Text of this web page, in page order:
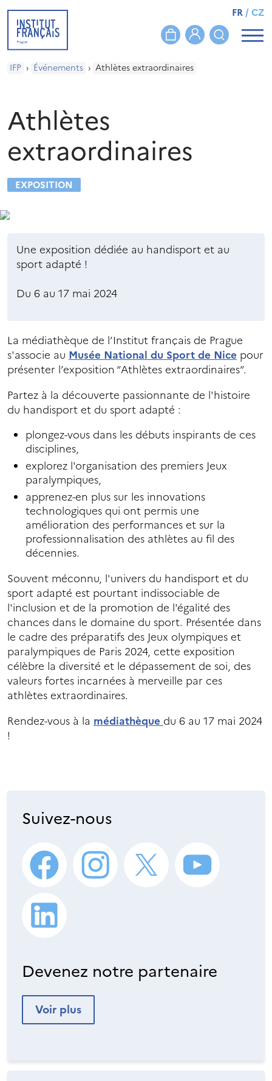
FR/CZ
IFP › Événements › Athlètes extraordinaires
Athlètes
extraordinaires
EXPOSITION
Une exposition dédiée au handisport et au
sport adapté !
Du 6 au 17 mai 2024
La médiathèque de l’Institut français de Prague
s'associe au Musée National du Sport de Nice pour
présenter l’exposition “Athlètes extraordinaires”.
Partez à la découverte passionnante de l'histoire
du handisport et du sport adapté :
plongez-vous dans les débuts inspirants de ces
disciplines,
explorez l'organisation des premiers Jeux
paralympiques,
apprenez-en plus sur les innovations
technologiques qui ont permis une
amélioration des performances et sur la
professionnalisation des athlètes au fil des
décennies.
Souvent méconnu, l'univers du handisport et du
sport adapté est pourtant indissociable de
l'inclusion et de la promotion de l'égalité des
chances dans le domaine du sport. Présentée dans
le cadre des préparatifs des Jeux olympiques et
paralympiques de Paris 2024, cette exposition
célèbre la diversité et le dépassement de soi, des
valeurs fortes incarnées à merveille par ces
athlètes extraordinaires.
Rendez-vous à la médiathèque du 6 au 17 mai 2024
!
Suivez-nous
Devenez notre partenaire
Voir plus